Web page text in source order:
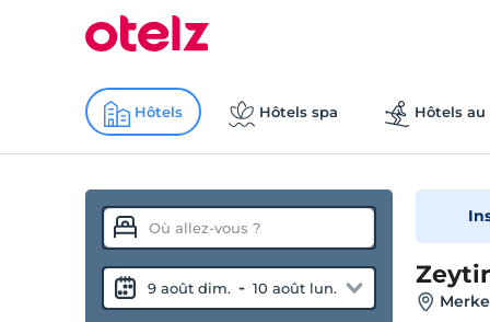
Hôtels Hôtels spa Hôtels au
9 août dim. - 10 août lun.